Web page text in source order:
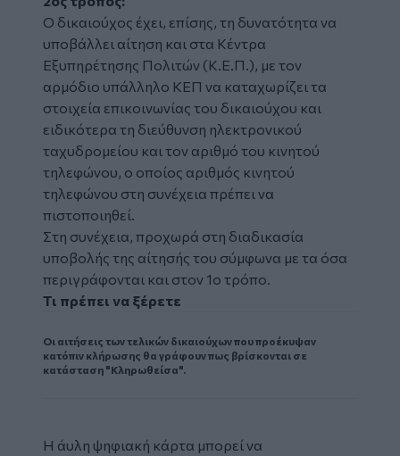
Ο δικαιούχος έχει, επίσης, τη δυνατότητα να
υποβάλλει αίτηση και στα Κέντρα
Εξυπηρέτησης Πολιτών (Κ.Ε.Π.), με τον
αρμόδιο υπάλληλο ΚΕΠ να καταχωρίζει τα
στοιχεία επικοινωνίας του δικαιούχου και
ειδικότερα τη διεύθυνση ηλεκτρονικού
ταχυδρομείου και τον αριθμό του κινητού
τηλεφώνου, ο οποίος αριθμός κινητού
τηλεφώνου στη συνέχεια πρέπει να
πιστοποιηθεί.
Στη συνέχεια, προχωρά στη διαδικασία
υποβολής της αίτησής του σύμφωνα με τα όσα
περιγράφονται και στον 1ο τρόπο.
Τι πρέπει να ξέρετε
Οι αιτήσεις των τελικών δικαιούχων που προέκυψαν
κατόπιν κλήρωσης θα γράφουν πως βρίσκονται σε
κατάσταση "Κληρωθείσα".
Η άυλη ψηφιακή κάρτα μπορεί να